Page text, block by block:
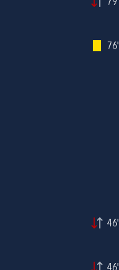
79'
76'
46'